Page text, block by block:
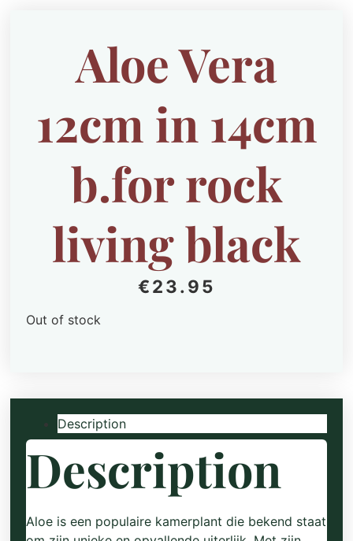
Aloe Vera
12cm in 14cm
b.for rock
living black
€23.95
Out of stock
Description
Description
Aloe is een populaire kamerplant die bekend staat